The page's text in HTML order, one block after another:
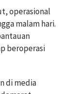
operasional
malam hari.
beroperasi
di media